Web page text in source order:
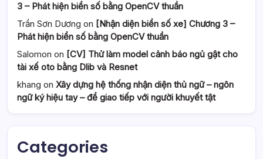
3 – Phát hiện biển số bằng OpenCV thuần
Trần Sơn Dương on [Nhận diện biển số xe] Chương 3 –
Phát hiện biển số bằng OpenCV thuần
Salomon on [CV] Thử làm model cảnh báo ngủ gật cho
tài xế oto bằng Dlib và Resnet
khang on Xây dựng hệ thống nhận diện thủ ngữ – ngôn
ngữ ký hiệu tay – để giao tiếp với người khuyết tật
Categories